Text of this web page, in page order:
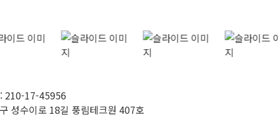
210-17-45956
성수이로 18길 풍림테크원 407호